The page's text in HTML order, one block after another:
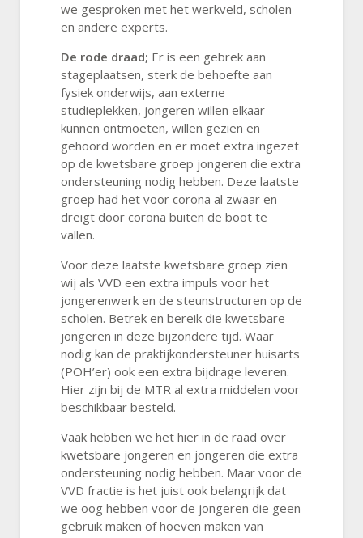
we gesproken met het werkveld, scholen
en andere experts.
De rode draad; Er is een gebrek aan
stageplaatsen, sterk de behoefte aan
fysiek onderwijs, aan externe
studieplekken, jongeren willen elkaar
kunnen ontmoeten, willen gezien en
gehoord worden en er moet extra ingezet
op de kwetsbare groep jongeren die extra
ondersteuning nodig hebben. Deze laatste
groep had het voor corona al zwaar en
dreigt door corona buiten de boot te
vallen.
Voor deze laatste kwetsbare groep zien
wij als VVD een extra impuls voor het
jongerenwerk en de steunstructuren op de
scholen. Betrek en bereik die kwetsbare
jongeren in deze bijzondere tijd. Waar
nodig kan de praktijkondersteuner huisarts
(POH’er) ook een extra bijdrage leveren.
Hier zijn bij de MTR al extra middelen voor
beschikbaar besteld.
Vaak hebben we het hier in de raad over
kwetsbare jongeren en jongeren die extra
ondersteuning nodig hebben. Maar voor de
VVD fractie is het juist ook belangrijk dat
we oog hebben voor de jongeren die geen
gebruik maken of hoeven maken van